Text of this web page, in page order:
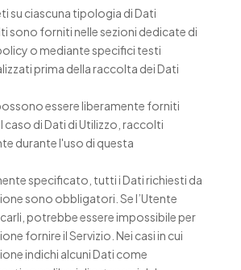
su ciascuna tipologia di Dati
sono forniti nelle sezioni dedicate di
o mediante specifici testi
prima della raccolta dei Dati
essere liberamente forniti
caso di Dati di Utilizzo, raccolti
durante l'uso di questa
specificato, tutti i Dati richiesti da
sono obbligatori. Se l’Utente
potrebbe essere impossibile per
fornire il Servizio. Nei casi in cui
indichi alcuni Dati come